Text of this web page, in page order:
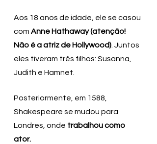
Aos 18 anos de idade, ele se casou
com Anne Hathaway (atenção!
Não é a atriz de Hollywood) . Juntos
eles tiveram três filhos: Susanna,
Judith e Hamnet.
Posteriormente, em 1588,
Shakespeare se mudou para
Londres, onde trabalhou como
ator.